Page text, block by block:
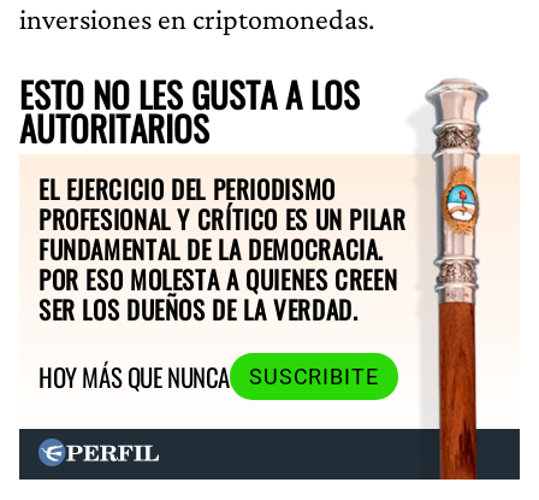
inversiones en criptomonedas.
ESTO NO LES GUSTA A LOS
AUTORITARIOS
EL EJERCICIO DEL PERIODISMO
PROFESIONAL Y CRÍTICO ES UN PILAR
FUNDAMENTAL DE LA DEMOCRACIA.
POR ESO MOLESTA A QUIENES CREEN
SER LOS DUEÑOS DE LA VERDAD.
HOY MÁS QUE NUNCA
SUSCRIBITE